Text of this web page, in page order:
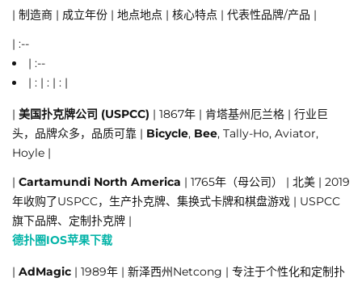
| 制造商 | 成立年份 | 地点地点 | 核心特点 | 代表性品牌/产品 |
| :--
| :--
| : | : | : |
| 美国扑克牌公司 (USPCC) | 1867年 | 肯塔基州厄兰格 | 行业巨
头，品牌众多，品质可靠 | Bicycle, Bee, Tally-Ho, Aviator,
Hoyle |
| Cartamundi North America | 1765年（母公司） | 北美 | 2019
年收购了USPCC，生产扑克牌、集换式卡牌和棋盘游戏 | USPCC
旗下品牌、定制扑克牌 |
德扑圈IOS苹果下载
| AdMagic | 1989年 | 新泽西州Netcong | 专注于个性化和定制扑